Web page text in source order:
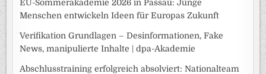
EU-Sommerakademie 2026 in Passau: Junge
Menschen entwickeln Ideen für Europas Zukunft
Verifikation Grundlagen – Desinformationen, Fake
News, manipulierte Inhalte | dpa-Akademie
Abschlusstraining erfolgreich absolviert: Nationalteam